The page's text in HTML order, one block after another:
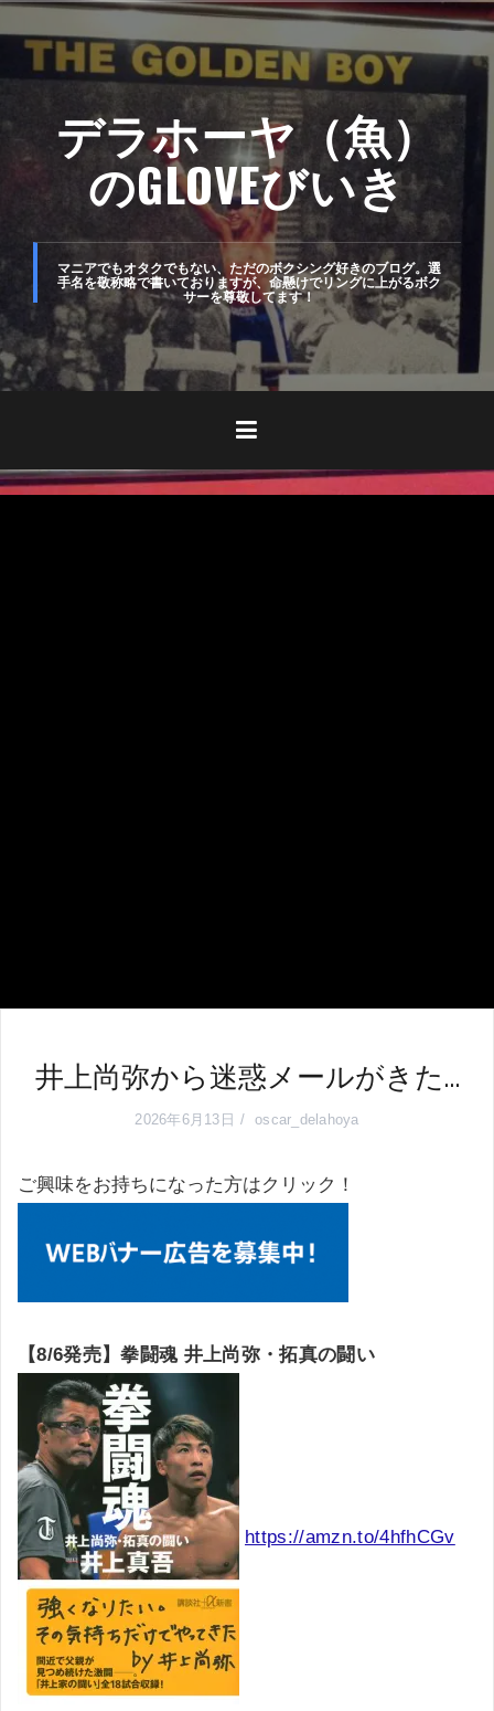
ン
キ
プ
デラホーヤ（魚）
のGLOVEびいき
マニアでもオタクでもない、ただのボクシング好きのブログ。選
手名を敬称略で書いておりますが、命懸けでリングに上がるボク
サーを尊敬してます！
井上尚弥から迷惑メールがきた…
2026年6月13日 oscar_delahoya
ご興味をお持ちになった方はクリック！
【8/6発売】拳闘魂 井上尚弥・拓真の闘い
https://amzn.to/4hfhCGv